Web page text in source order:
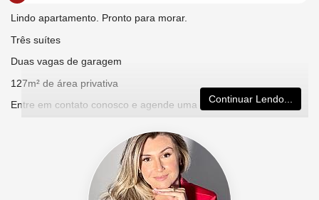
Lindo apartamento. Pronto para morar.
Três suítes
Duas vagas de garagem
127m² de área privativa
Entre em contato conosco e agende uma visita!Continuar Lendo...